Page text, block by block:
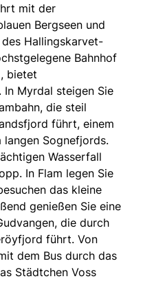
mit der
Bergseen und
Hallingskarvet-
Bahnhof
bietet
Myrdal steigen Sie
die steil
führt, einem
Sognefjords.
Wasserfall
In Flam legen Sie
das kleine
genießen Sie eine
die durch
führt. Von
dem Bus durch das
Städtchen Voss